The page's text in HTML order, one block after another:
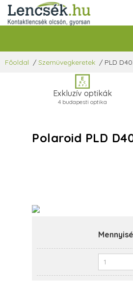
Főoldal / Szemüvegkeretek / PLD
Exkluzív optikák
4 budapesti optika
Polaroid PLD